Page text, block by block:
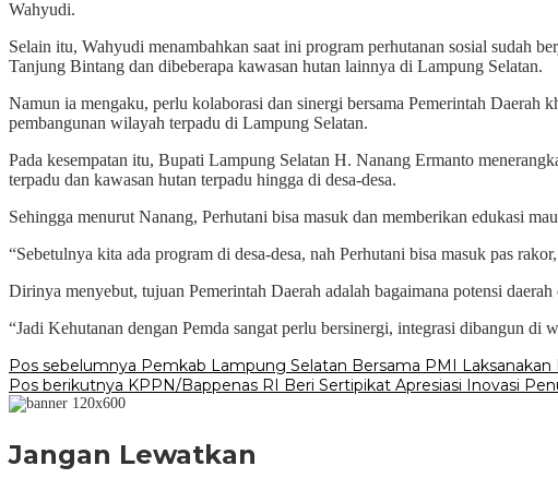
Wahyudi.
Selain itu, Wahyudi menambahkan saat ini program perhutanan sosial sudah
Tanjung Bintang dan dibeberapa kawasan hutan lainnya di Lampung Selatan.
Namun ia mengaku, perlu kolaborasi dan sinergi bersama Pemerintah Daerah
pembangunan wilayah terpadu di Lampung Selatan.
Pada kesempatan itu, Bupati Lampung Selatan H. Nanang Ermanto
terpadu dan kawasan hutan terpadu hingga di desa-desa.
Sehingga menurut Nanang, Perhutani bisa masuk dan memberikan edukasi
“Sebetulnya kita ada program di desa-desa, nah Perhutani bisa masuk pas
Dirinya menyebut, tujuan Pemerintah Daerah adalah bagaimana potensi
“Jadi Kehutanan dengan Pemda sangat perlu bersinergi, integrasi dibangun
Navigasi
pos
Pos sebelumnya Pemkab Lampung Selatan Bersama PMI Laksanakan
Pos berikutnya KPPN/Bappenas RI Beri Sertipikat Apresiasi Inovasi
Jangan Lewatkan